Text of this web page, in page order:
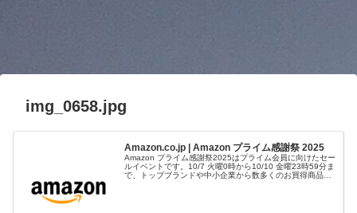
img_0658.jpg
Amazon.co.jp | Amazon プライム感謝祭 2025
Amazon プライム感謝祭2025はプライム会員に向けたセー
ルイベントです。10/7 火曜0時から10/10 金曜23時59分ま
で、トップブランドや中小企業から数多くのお買得商品が